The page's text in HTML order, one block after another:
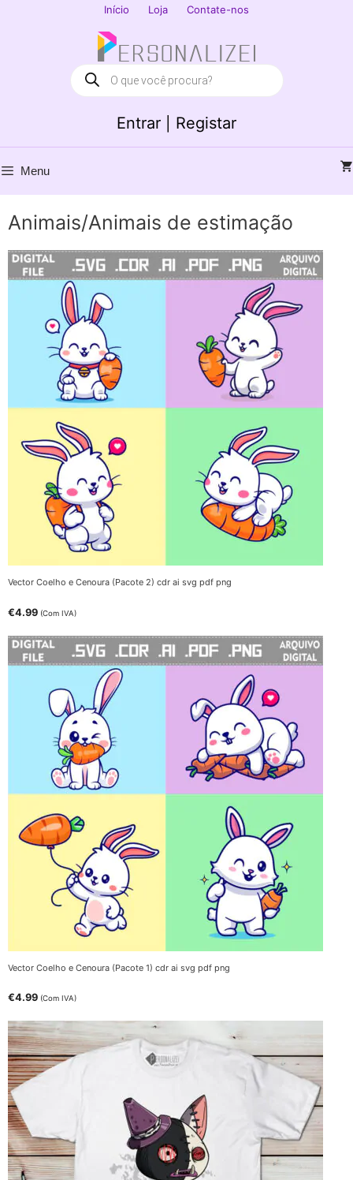
Início Loja Contate-nos
Entrar | Registar
Products
search
Menu
Animais/Animais de estimação
Vector Coelho e Cenoura (Pacote 2) cdr ai svg pdf png
€4.99 (Com IVA)
Vector Coelho e Cenoura (Pacote 1) cdr ai svg pdf png
€4.99 (Com IVA)